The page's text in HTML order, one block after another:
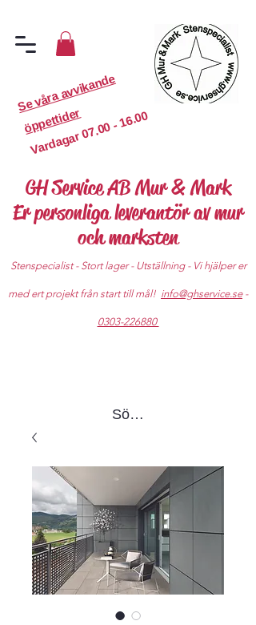
S
e
v
år
a
a
v
vi
k
a
n
d
e
ö
p
p
etti
d
er
Vardagar
07.00 - 16.00
GH Service AB Mur & Mark
Er personliga leverantör av mur
och marksten
Stenspecialist - Stort lager - Utställning - Vi hjälper er
med ert projekt från start till mål! info@ghservice.se-
0303-226880
Sök produkter